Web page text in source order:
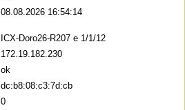
08.08.2026 16:54:14
ICX-Doro26-R207 e 1/1/12
172.19.182.230
ok
dc:b8:08:c3:7d:cb
0